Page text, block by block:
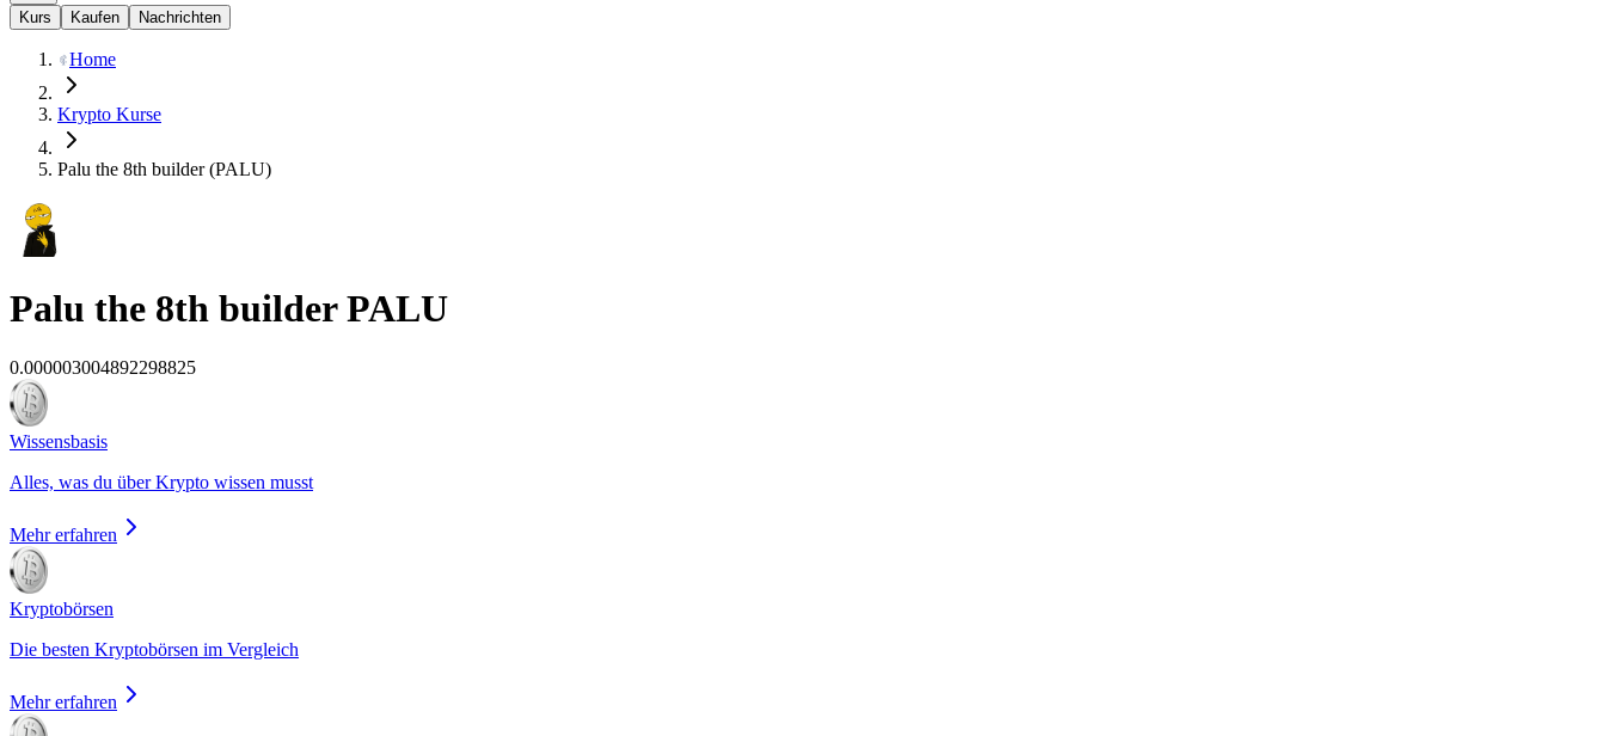
Kurs Kaufen Nachrichten
Home
Krypto Kurse
Palu the 8th builder (PALU)
Palu the 8th builder PALU
0.000003004892298825
Wissensbasis
Alles, was du über Krypto wissen musst
Mehr erfahren
Kryptobörsen
Die besten Kryptobörsen im Vergleich
Mehr erfahren